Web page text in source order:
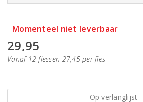
Momenteel niet leverbaar
29,95
Vanaf 12 flessen 27,45 per fles
Op verlanglijst